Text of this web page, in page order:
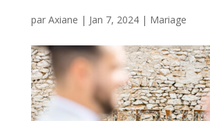
par Axiane | Jan 7, 2024| Mariage